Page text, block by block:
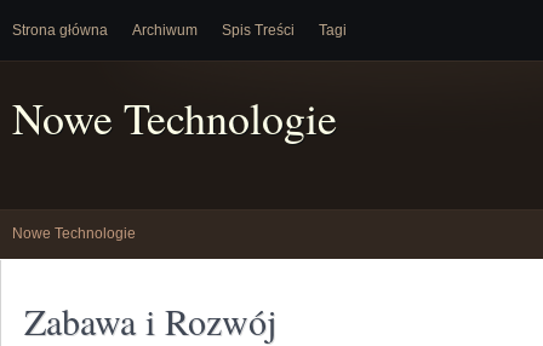
Strona główna Archiwum Spis Treści Tagi
Nowe Technologie
Nowe Technologie
Zabawa i Rozwój